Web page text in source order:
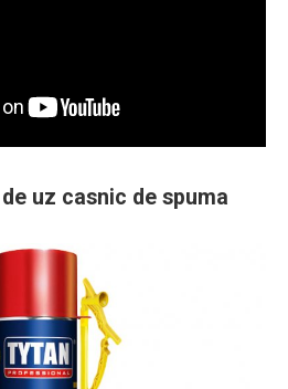
uz casnic de spuma